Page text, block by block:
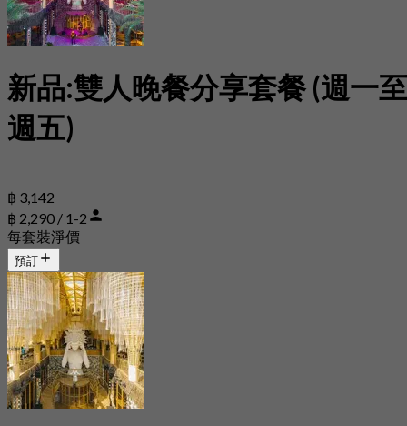
新品:雙人晚餐分享套餐 (週一至
週五)
฿ 3,142
฿ 2,290 / 1-2
每套裝淨價
預訂